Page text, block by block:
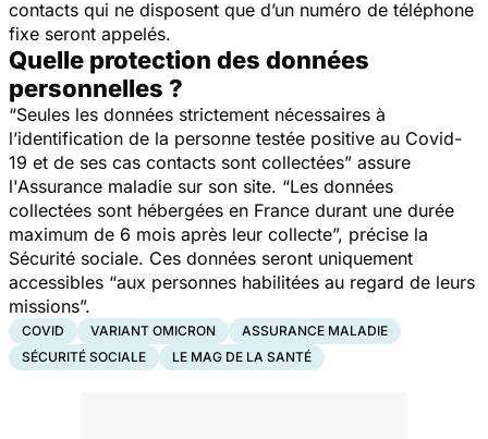
contacts qui ne disposent que d’un numéro de téléphone
fixe seront appelés.
Quelle protection des données
personnelles ?
“Seules les données strictement nécessaires à
l’identification de la personne testée positive au Covid-
19 et de ses cas contacts sont collectées” assure
l'Assurance maladie sur son site. “Les données
collectées sont hébergées en France durant une durée
maximum de 6 mois après leur collecte”, précise la
Sécurité sociale. Ces données seront uniquement
accessibles “aux personnes habilitées au regard de leurs
missions”.
COVID VARIANT OMICRON
ASSURANCE MALADIE
SÉCURITÉ SOCIALE
LE MAG DE LA SANTÉ